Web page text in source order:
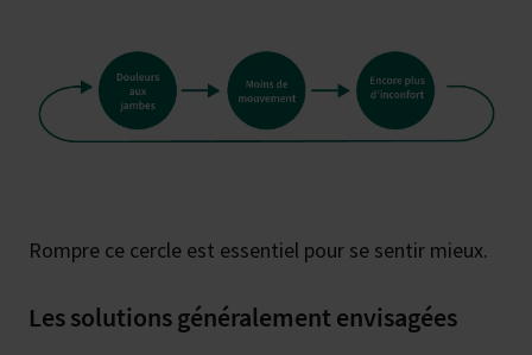
Rompre ce cercle est essentiel pour se sentir mieux.
Les solutions généralement envisagées